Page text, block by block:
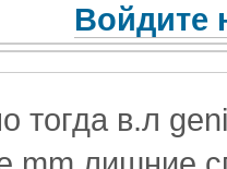
Войдите
тогда в.л